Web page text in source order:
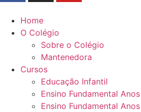
Home
O Colégio
Sobre o Colégio
Mantenedora
Cursos
Educação Infantil
Ensino Fundamental
Ensino Fundamental